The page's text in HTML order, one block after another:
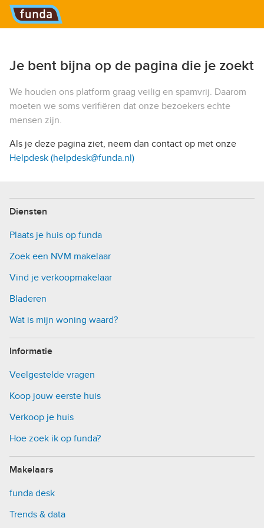
Hoofdmenu
Je bent bijna op de pagina die je zoekt
We houden ons platform graag veilig en spamvrij. Daarom
moeten we soms verifiëren dat onze bezoekers echte
mensen zijn.
Als je deze pagina ziet, neem dan contact op met onze
Helpdesk (helpdesk@funda.nl)
Diensten
Plaats je huis op funda
Zoek een NVM makelaar
Vind je verkoopmakelaar
Bladeren
Wat is mijn woning waard?
Informatie
Veelgestelde vragen
Koop jouw eerste huis
Verkoop je huis
Hoe zoek ik op funda?
Makelaars
funda desk
Trends & data